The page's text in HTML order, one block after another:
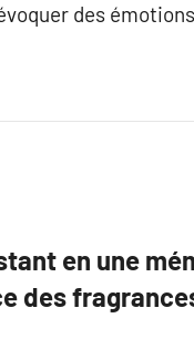
des
en une
des